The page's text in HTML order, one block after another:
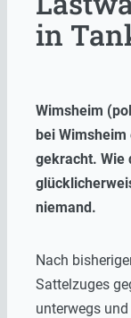
in
Wimsheim
bei
gekracht. Wie
niemand.
Nach
Sattelzuges
unterwegs